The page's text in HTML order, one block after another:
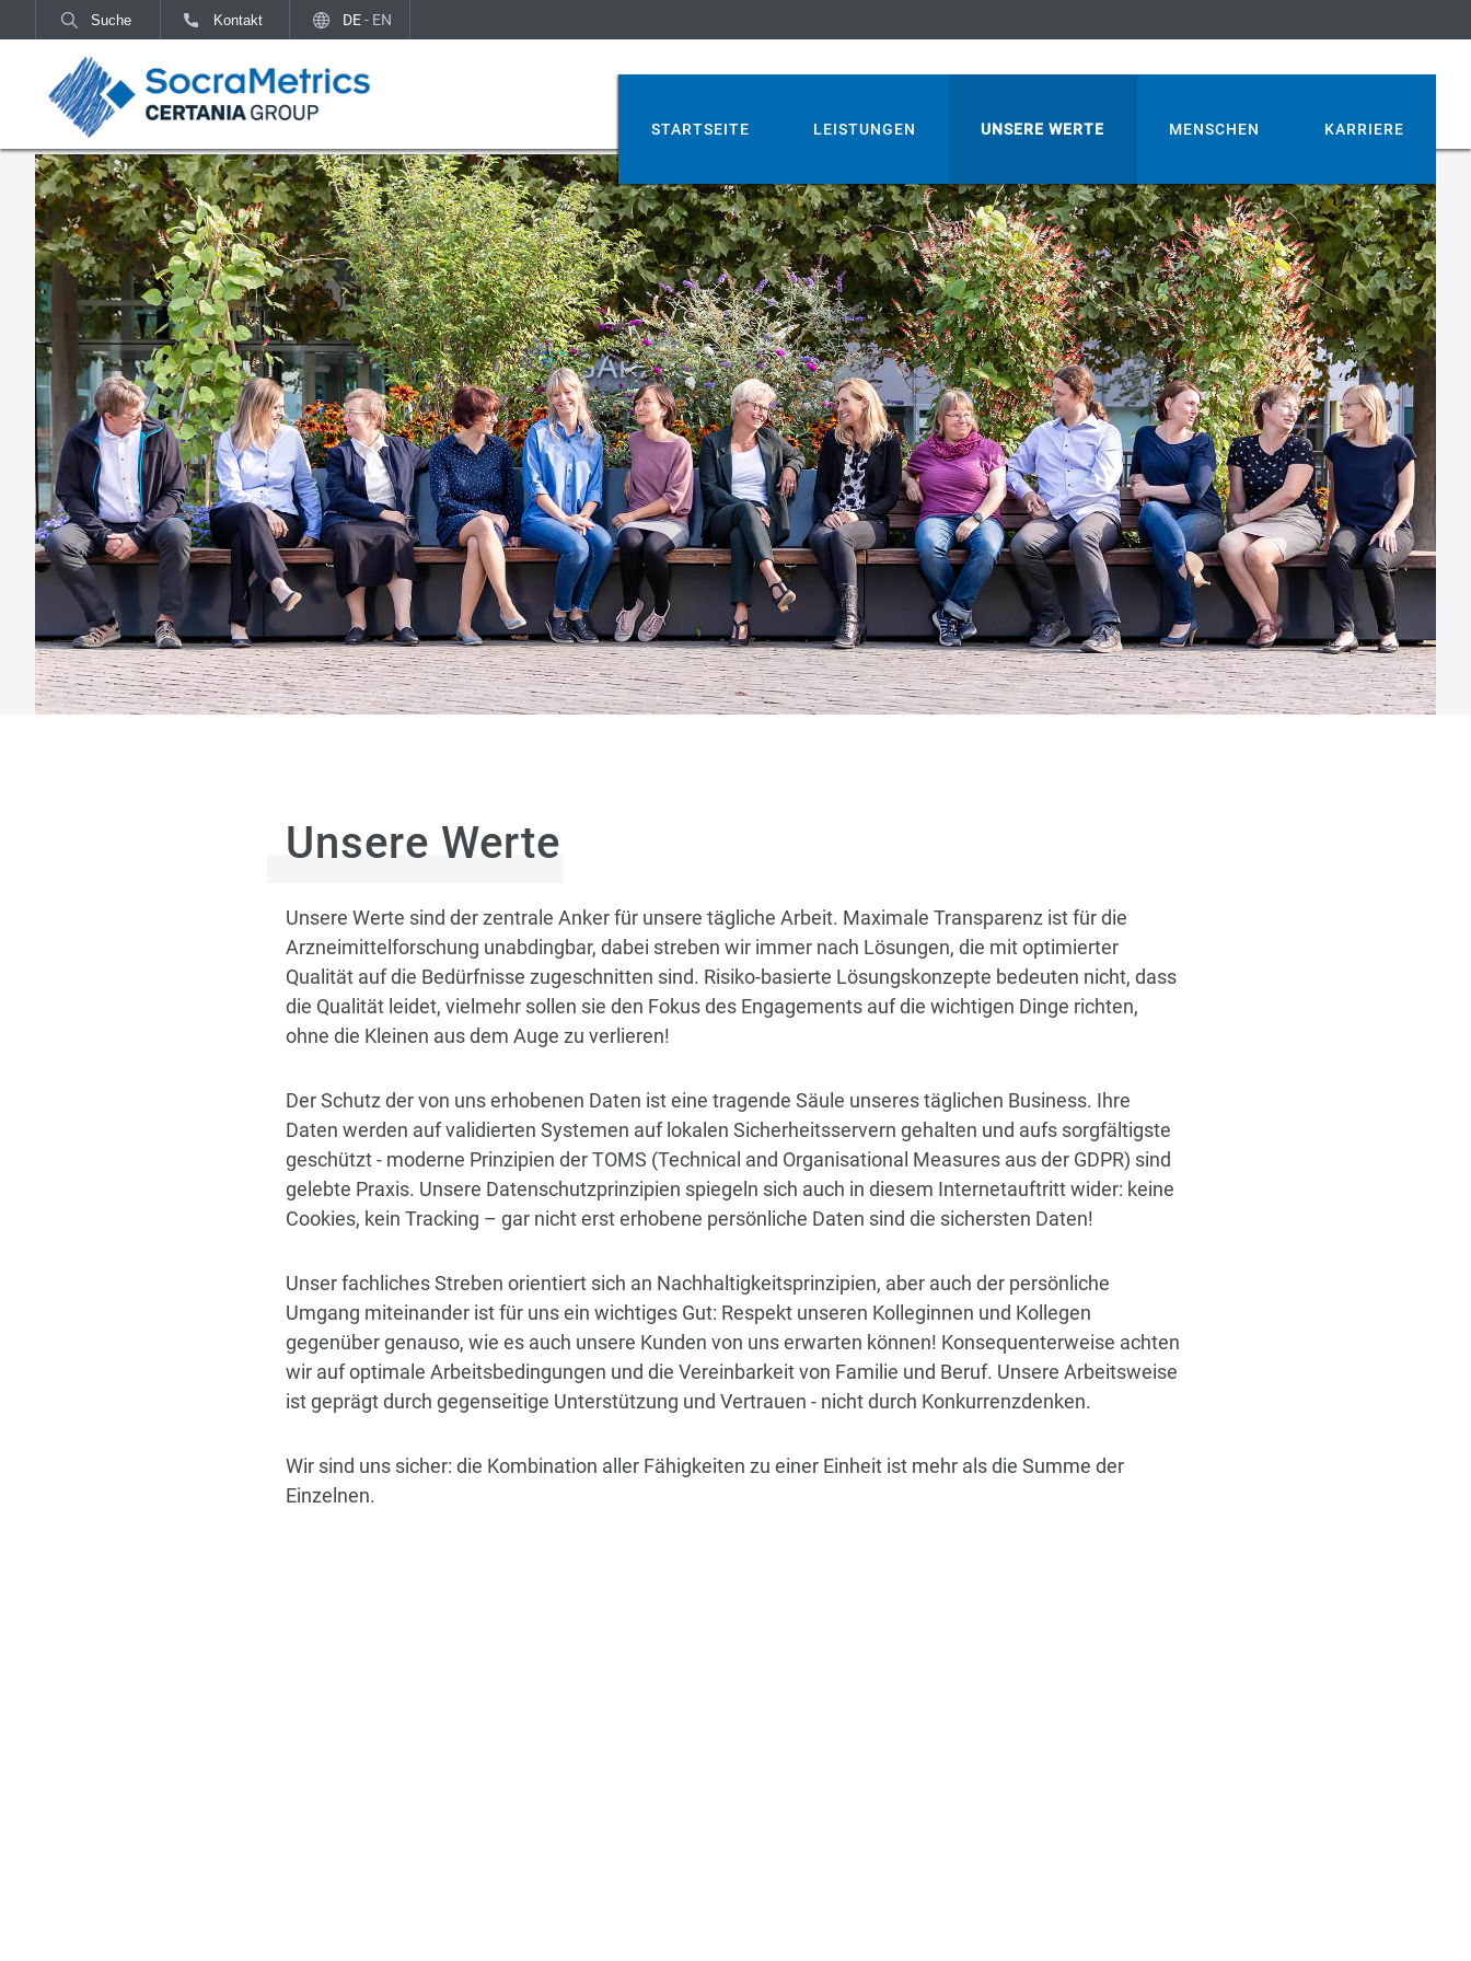
Suche Kontakt DE- EN
STARTSEITE LEISTUNGEN UNSERE WERTE MENSCHEN KARRIERE
Anrufen E-Mail Kontaktseite
Unsere Werte
Unsere Werte sind der zentrale Anker für unsere tägliche Arbeit. Maximale Transparenz ist für die
Arzneimittelforschung unabdingbar, dabei streben wir immer nach Lösungen, die mit optimierter
Qualität auf die Bedürfnisse zugeschnitten sind. Risiko-basierte Lösungskonzepte bedeuten nicht, dass
die Qualität leidet, vielmehr sollen sie den Fokus des Engagements auf die wichtigen Dinge richten,
ohne die Kleinen aus dem Auge zu verlieren!
Der Schutz der von uns erhobenen Daten ist eine tragende Säule unseres täglichen Business. Ihre
Daten werden auf validierten Systemen auf lokalen Sicherheitsservern gehalten und aufs sorgfältigste
geschützt - moderne Prinzipien der TOMS (Technical and Organisational Measures aus der GDPR) sind
gelebte Praxis. Unsere Datenschutzprinzipien spiegeln sich auch in diesem Internetauftritt wider: keine
Cookies, kein Tracking – gar nicht erst erhobene persönliche Daten sind die sichersten Daten!
Unser fachliches Streben orientiert sich an Nachhaltigkeitsprinzipien, aber auch der persönliche
Umgang miteinander ist für uns ein wichtiges Gut: Respekt unseren Kolleginnen und Kollegen
gegenüber genauso, wie es auch unsere Kunden von uns erwarten können! Konsequenterweise achten
wir auf optimale Arbeitsbedingungen und die Vereinbarkeit von Familie und Beruf. Unsere Arbeitsweise
ist geprägt durch gegenseitige Unterstützung und Vertrauen - nicht durch Konkurrenzdenken.
Wir sind uns sicher: die Kombination aller Fähigkeiten zu einer Einheit ist mehr als die Summe der
Einzelnen.